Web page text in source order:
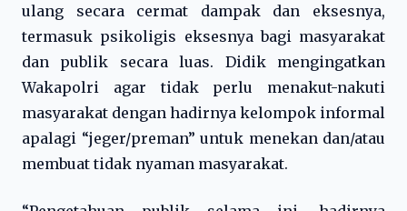
ulang secara cermat dampak dan eksesnya,
termasuk psikoligis eksesnya bagi masyarakat
dan publik secara luas. Didik mengingatkan
Wakapolri agar tidak perlu menakut-nakuti
masyarakat dengan hadirnya kelompok informal
apalagi “jeger/preman” untuk menekan dan/atau
membuat tidak nyaman masyarakat.